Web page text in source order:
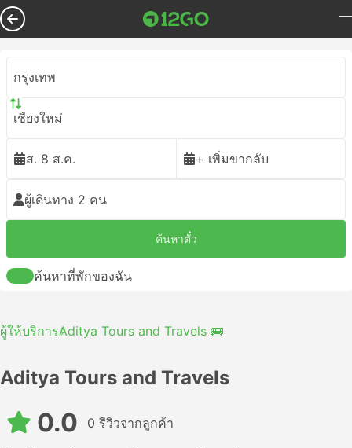
กรุงเทพ
เชียงใหม่
ส. 8 ส.ค. + เพิ่มขากลับ
ผู้เดินทาง 2 คน
ค้นหาตั๋ว
ค้นหาที่พักของฉัน
ผู้ให้บริการAditya Tours and Travels 🚌
Aditya Tours and Travels
0.0 0 รีวิวจากลูกค้า